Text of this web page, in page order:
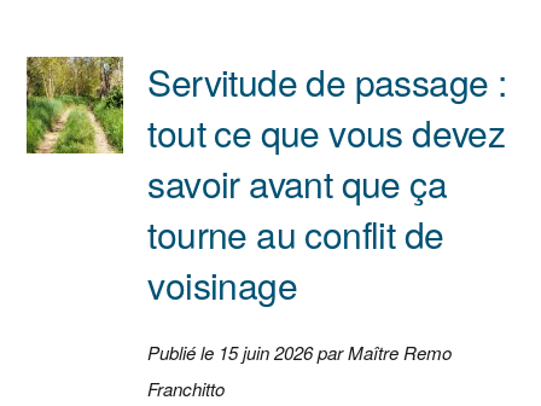
Servitude de passage :
tout ce que vous devez
savoir avant que ça
tourne au conflit de
voisinage
Publié le 15 juin 2026 par Maître Remo
Franchitto